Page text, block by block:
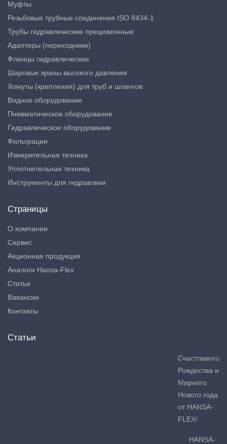
Муфты
Резьбовые трубные соединения ISO 8434-1
Трубы гидравлические прецизионные
Адаптеры (переходники)
Фланцы гидравлические
Шаровые краны высокого давления
Хомуты (крепления) для труб и шлангов
Водное оборудование
Пневматическое оборудование
Гидравлическое оборудование
Фильтрация
Измерительная техника
Уплотнительная техника
Инструменты для гидравлики
Страницы
О компании
Сервис
Акционная продукция
Аналоги Hansa-Flex
Статьи
Вакансии
Контакты
Статьи
Счастливого
Рождества и
Мирного
Нового года
от HANSA-
FLEX!
HANSA-